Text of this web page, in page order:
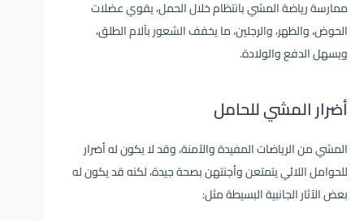
ممارسة رياضة المشي بانتظام خلال الحمل، يقوي عضلات
الحوض، والظهر، والرجلين، ما يخفف الشعور بآلام الطلق،
ويسهل الدفع والولادة.
أضرار المشي للحامل
المشي من الرياضات المفيدة والآمنة، وقد لا يكون له أضرار
للحوامل اللائي يتمتعن وأجنتهن بصحة جيدة، لكنه قد يكون له
بعض الآثار الجانبية البسيطة مثل: